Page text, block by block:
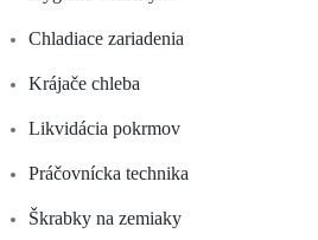
Chladiace zariadenia
Krájače chleba
Likvidácia pokrmov
Práčovnícka technika
Škrabky na zemiaky